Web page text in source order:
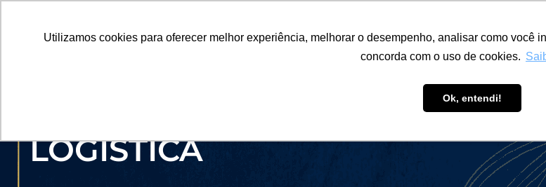
Utilizamos cookies para oferecer melhor experiência, melhorar o desempenho, analisar como você
concorda com o uso de cookies.
Ok, entendi!
PÓS-GRADUAÇÃO CAPACITAÇÃO EXTENSÃO
LOGÍSTICA